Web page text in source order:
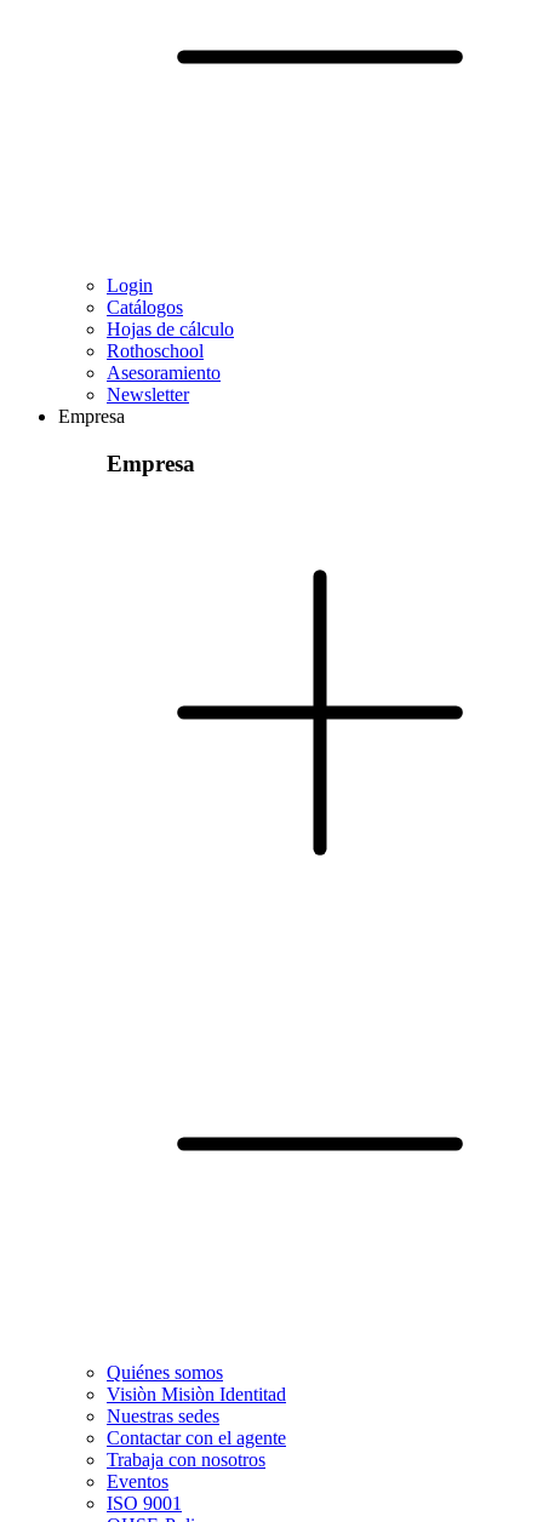
Login
Catálogos
Hojas de cálculo
Rothoschool
Asesoramiento
Newsletter
Empresa
Empresa
Quiénes somos
Visiòn Misiòn Identitad
Nuestras sedes
Contactar con el agente
Trabaja con nosotros
Eventos
ISO 9001